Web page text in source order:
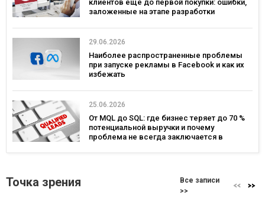
клиентов еще до первой покупки: ошибки,
заложенные на этапе разработки
29.06.2026
Наиболее распространенные проблемы
при запуске рекламы в Facebook и как их
избежать
25.06.2026
От MQL до SQL: где бизнес теряет до 70 %
потенциальной выручки и почему
проблема не всегда заключается в
Точка зрения
Все записи
>>